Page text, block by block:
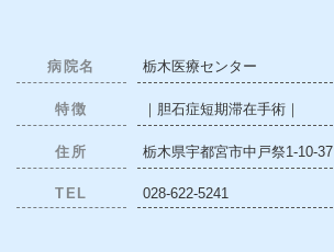
病院名 栃木医療センター
特徴 ｜胆石症短期滞在手術｜
住所 栃木県宇都宮市中戸祭1-10-37
TEL 028-622-5241